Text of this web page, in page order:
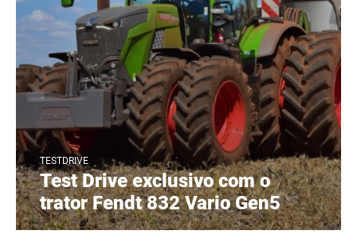
TESTDRIVE
Test Drive exclusivo com o
trator Fendt 832 Vario Gen5